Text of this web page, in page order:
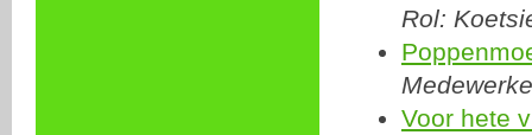
Rol:
Voor hete